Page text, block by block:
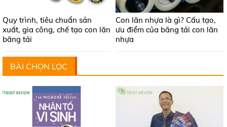
Quy trình, tiêu chuẩn sản
xuất, gia công, chế tạo con lăn
băng tải
Con lăn nhựa là gì? Cấu tạo,
ưu điểm của băng tải con lăn
nhựa
BÀI CHỌN LỌC